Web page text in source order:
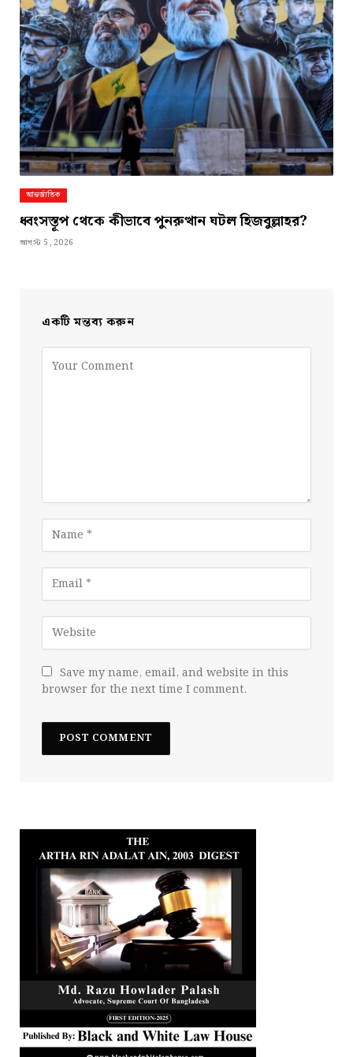
আন্তর্জাতিক
ধ্বংসস্তূপ থেকে কীভাবে পুনরুত্থান ঘটল হিজবুল্লাহর?
আগস্ট 5, 2026
একটি মন্তব্য করুন
Save my name, email, and website in this
browser for the next time I comment.